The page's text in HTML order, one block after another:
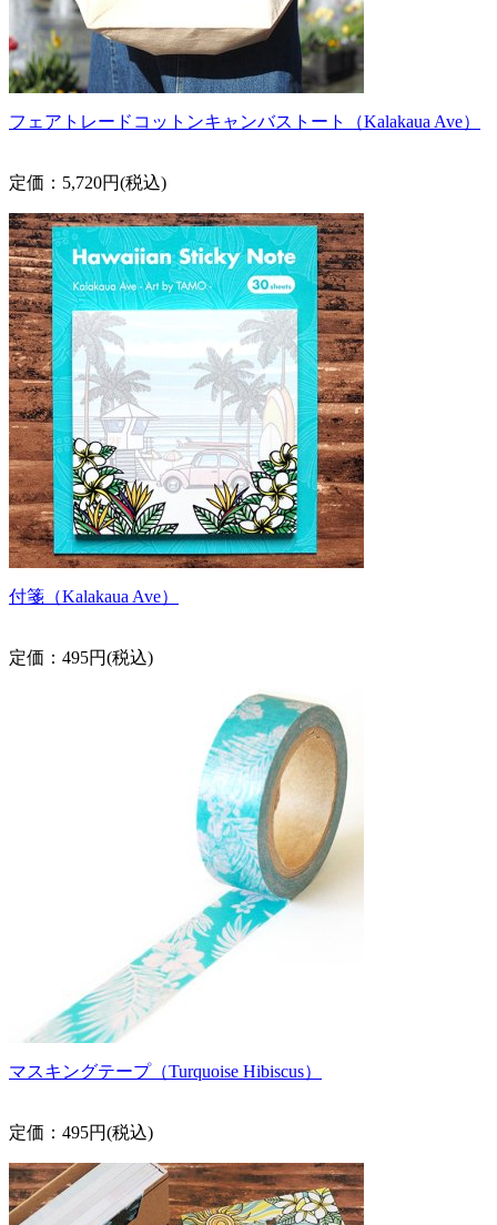
フェアトレードコットンキャンバストート（Kalakaua Ave）
定価：5,720円(税込)
付箋（Kalakaua Ave）
定価：495円(税込)
マスキングテープ（Turquoise Hibiscus）
定価：495円(税込)